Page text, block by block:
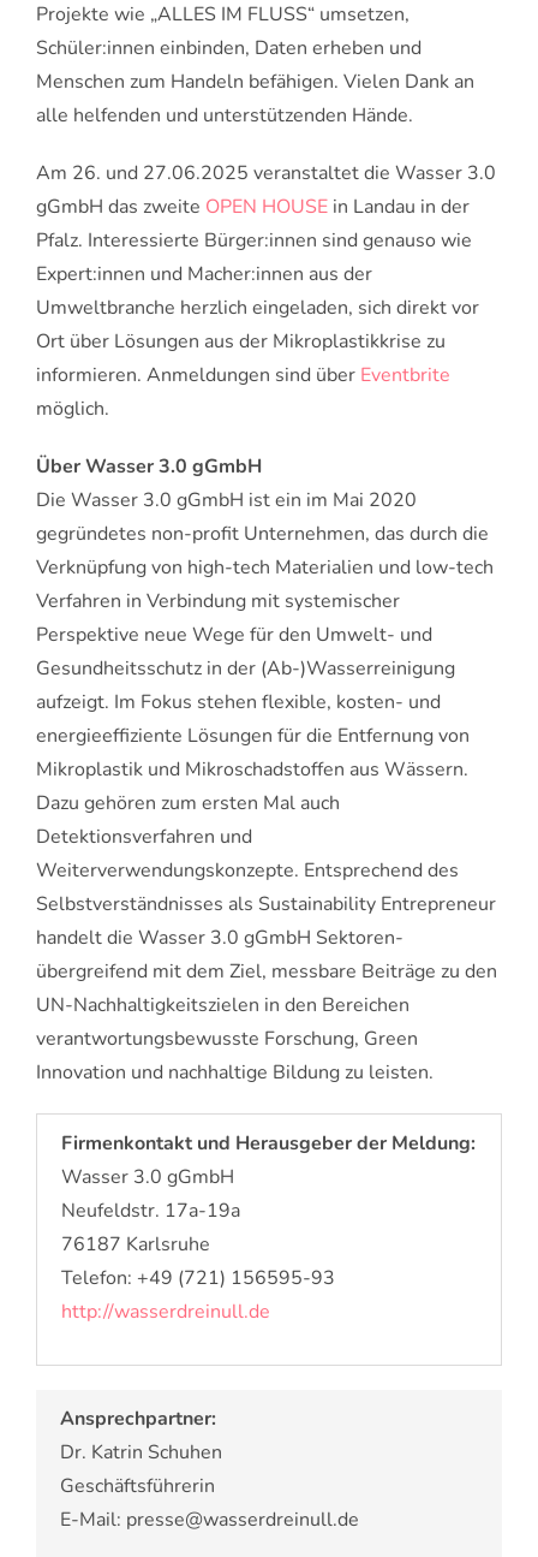
Projekte wie „ALLES IM FLUSS“ umsetzen,
Schüler:innen einbinden, Daten erheben und
Menschen zum Handeln befähigen. Vielen Dank an
alle helfenden und unterstützenden Hände.
Am 26. und 27.06.2025 veranstaltet die Wasser 3.0
gGmbH das zweite OPEN HOUSE in Landau in der
Pfalz. Interessierte Bürger:innen sind genauso wie
Expert:innen und Macher:innen aus der
Umweltbranche herzlich eingeladen, sich direkt vor
Ort über Lösungen aus der Mikroplastikkrise zu
informieren. Anmeldungen sind über Eventbrite
möglich.
Über Wasser 3.0 gGmbH
Die Wasser 3.0 gGmbH ist ein im Mai 2020
gegründetes non-profit Unternehmen, das durch die
Verknüpfung von high-tech Materialien und low-tech
Verfahren in Verbindung mit systemischer
Perspektive neue Wege für den Umwelt- und
Gesundheitsschutz in der (Ab-)Wasserreinigung
aufzeigt. Im Fokus stehen flexible, kosten- und
energieeffiziente Lösungen für die Entfernung von
Mikroplastik und Mikroschadstoffen aus Wässern.
Dazu gehören zum ersten Mal auch
Detektionsverfahren und
Weiterverwendungskonzepte. Entsprechend des
Selbstverständnisses als Sustainability Entrepreneur
handelt die Wasser 3.0 gGmbH Sektoren-
übergreifend mit dem Ziel, messbare Beiträge zu den
UN-Nachhaltigkeitszielen in den Bereichen
verantwortungsbewusste Forschung, Green
Innovation und nachhaltige Bildung zu leisten.
Firmenkontakt und Herausgeber der Meldung:
Wasser 3.0 gGmbH
Neufeldstr. 17a-19a
76187 Karlsruhe
Telefon: +49 (721) 156595-93
http://wasserdreinull.de
Ansprechpartner:
Dr. Katrin Schuhen
Geschäftsführerin
E-Mail: presse@wasserdreinull.de